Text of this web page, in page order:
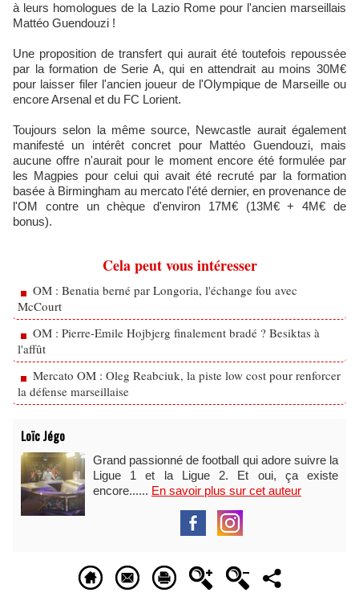
à leurs homologues de la Lazio Rome pour l'ancien marseillais
Mattéo Guendouzi !
Une proposition de transfert qui aurait été toutefois repoussée
par la formation de Serie A, qui en attendrait au moins 30M€
pour laisser filer l'ancien joueur de l'Olympique de Marseille ou
encore Arsenal et du FC Lorient.
Toujours selon la même source, Newcastle aurait également
manifesté un intérêt concret pour Mattéo Guendouzi, mais
aucune offre n'aurait pour le moment encore été formulée par
les Magpies pour celui qui avait été recruté par la formation
basée à Birmingham au mercato l'été dernier, en provenance de
l'OM contre un chèque d'environ 17M€ (13M€ + 4M€ de
bonus).
Cela peut vous intéresser
OM : Benatia berné par Longoria, l'échange fou avec
McCourt
OM : Pierre-Emile Hojbjerg finalement bradé ? Besiktas à
l'affût
Mercato OM : Oleg Reabciuk, la piste low cost pour renforcer
la défense marseillaise
Loïc Jégo
Grand passionné de football qui adore suivre la
Ligue 1 et la Ligue 2. Et oui, ça existe
encore...... En savoir plus sur cet auteur